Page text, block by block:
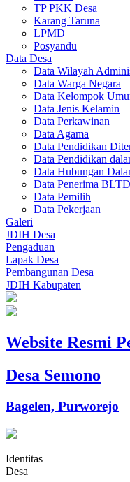
TP PKK Desa
Karang Taruna
LPMD
Posyandu
Data Desa
Data Wilayah
Data Warga Negara
Data Kelompok
Data Jenis Kelamin
Data Perkawinan
Data Agama
Data Pendidikan
Data Pendidikan
Data Hubungan
Data Penerima BLTD
Data Pemilih
Data Pekerjaan
Galeri
JDIH Desa
Pengaduan
Lapak Desa
Pembangunan Desa
JDIH Kabupaten
Website Resmi
Desa Semono
Bagelen, Purworejo
Identitas
Desa